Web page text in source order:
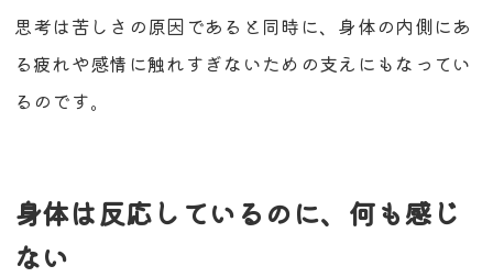
思考は苦しさの原因であると同時に、身体の内側にあ
る疲れや感情に触れすぎないための支えにもなってい
るのです。
身体は反応しているのに、何も感じ
ない